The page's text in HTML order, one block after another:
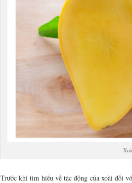
Trước khi tìm hiểu về tác động của xoài đối